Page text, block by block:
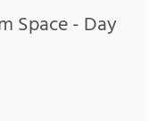
Space - Day